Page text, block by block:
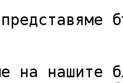
на нашите